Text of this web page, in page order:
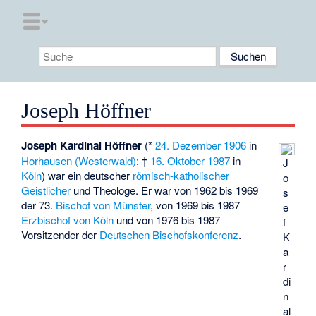
Joseph Höffner
J
o
s
e
f
K
a
r
di
n
al
Joseph Kardinal Höffner (*24. Dezember 1906 in
Horhausen (Westerwald); † 16. Oktober 1987 in
Köln) war ein deutscher römisch-katholischer
Geistlicher und Theologe. Er war von 1962 bis 1969
der 73. Bischof von Münster, von 1969 bis 1987
Erzbischof von Köln und von 1976 bis 1987
Vorsitzender der Deutschen Bischofskonferenz.